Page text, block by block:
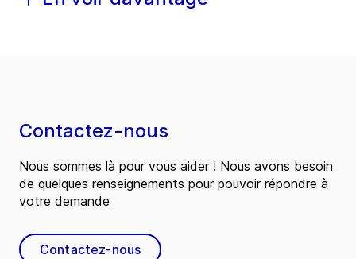
Contactez-nous
Nous sommes là pour vous aider ! Nous avons besoin
de quelques renseignements pour pouvoir répondre à
votre demande
Contactez-nous